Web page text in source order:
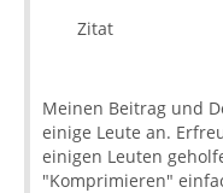
Zitat
Meinen Beitrag und
einige Leute an.
einigen Leuten
"Komprimieren"